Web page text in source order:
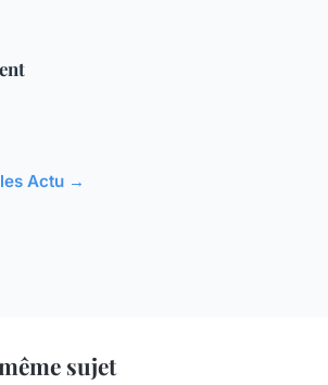
Actu →
sujet